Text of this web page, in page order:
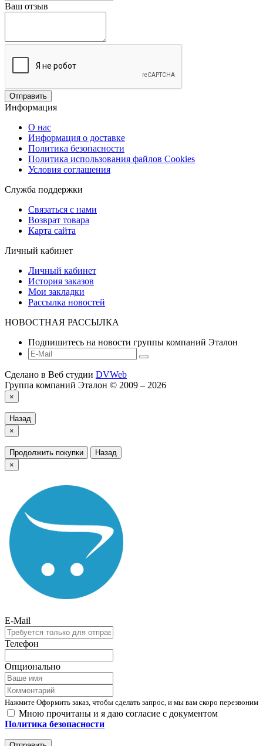
Ваш отзыв
Отправить
Информация
О нас
Информация о доставке
Политика безопасности
Политика использования файлов Сookies
Условия соглашения
Служба поддержки
Связаться с нами
Возврат товара
Карта сайта
Личный кабинет
Личный кабинет
История заказов
Мои закладки
Рассылка новостей
НОВОСТНАЯ РАССЫЛКА
Подпишитесь на новости группы компаний Эталон
Сделано в Веб студии DVWeb
Группа компаний Эталон © 2009 – 2026
×
Назад
×
Продолжить покупки
Назад
×
E-Mail
Телефон
Опционально
Нажмите Оформить заказ, чтобы сделать запрос, и мы вам скоро перезвоним
Мною прочитаны и я даю согласие с документом
Политика безопасности